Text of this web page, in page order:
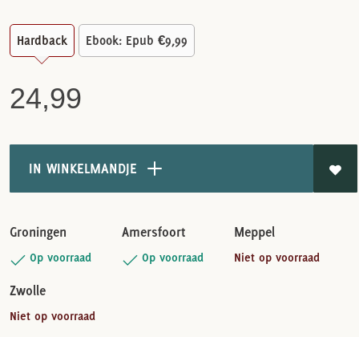
Hardback Ebook: Epub €9,99
24,99
IN WINKELMANDJE
Groningen
Op voorraad
Amersfoort
Op voorraad
Meppel
Niet op voorraad
Zwolle
Niet op voorraad